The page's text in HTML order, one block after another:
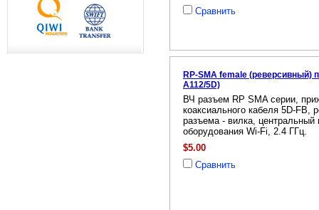
Сравнить
RP-SMA female (реверсивный)
A112/5D)
ВЧ разъем RP SMA серии,
коаксиального кабеля 5D-FB,
разъема - вилка, центральный
оборудования Wi-Fi, 2.4 ГГц.
$5.00
Сравнить